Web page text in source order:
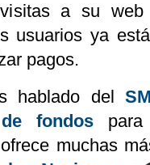
a su web
usuarios ya
pagos.
hablado del
fondos
muchas